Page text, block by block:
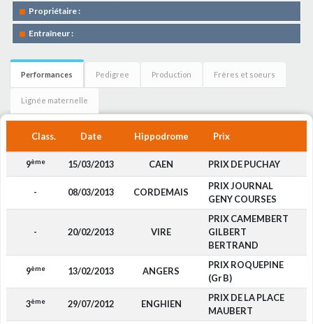
Propriétaire :
Entraîneur :
Performances Pedigree Production Frères et soeurs
Lignée maternelle
Class. Date Hippodrome Prix
9ème 15/03/2013 CAEN PRIX DE PUCHAY
- 08/03/2013 CORDEMAIS
PRIX JOURNAL
GENY COURSES
- 20/02/2013 VIRE
PRIX CAMEMBERT
GILBERT
BERTRAND
9ème 13/02/2013 ANGERS
PRIX ROQUEPINE
(Gr B)
3ème 29/07/2012 ENGHIEN
PRIX DE LA PLACE
MAUBERT